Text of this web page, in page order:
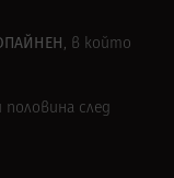
, в който
половина след